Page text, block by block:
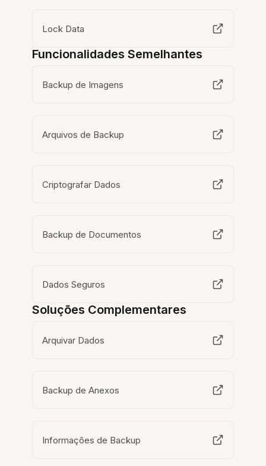
Lock Data
Funcionalidades Semelhantes
Backup de Imagens
Arquivos de Backup
Criptografar Dados
Backup de Documentos
Dados Seguros
Soluções Complementares
Arquivar Dados
Backup de Anexos
Informações de Backup